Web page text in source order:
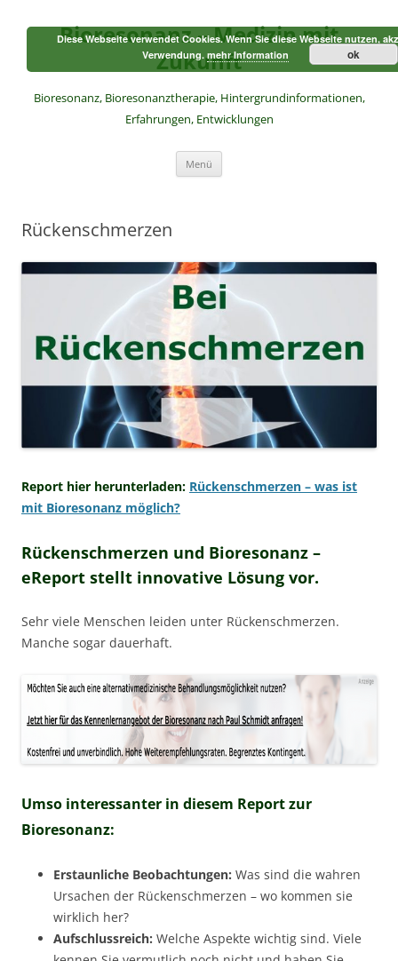
springenBioresonanz – Medizin mit
Zukunft
Bioresonanz, Bioresonanztherapie, Hintergrundinformationen,
Erfahrungen, Entwicklungen
Menü
Rückenschmerzen
Report hier herunterladen: Rückenschmerzen – was ist
mit Bioresonanz möglich?
Rückenschmerzen und Bioresonanz –
eReport stellt innovative Lösung vor.
Sehr viele Menschen leiden unter Rückenschmerzen.
Manche sogar dauerhaft.
Umso interessanter in diesem Report zur
Bioresonanz:
Erstaunliche Beobachtungen: Was sind die wahren
Ursachen der Rückenschmerzen – wo kommen sie
wirklich her?
Aufschlussreich: Welche Aspekte wichtig sind. Viele
Diese Webseite verwendet Cookies. Wenn Sie diese Webseite nutzen,
Verwendung.mehr Information ok